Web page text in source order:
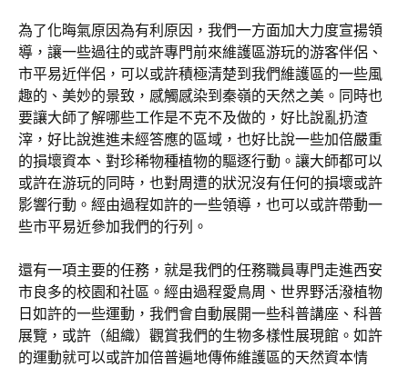
為了化晦氣原因為有利原因，我們一方面加大力度宣揚領
導，讓一些過往的或許專門前來維護區游玩的游客伴侶、
市平易近伴侶，可以或許積極清楚到我們維護區的一些風
趣的、美妙的景致，感觸感染到秦嶺的天然之美。同時也
要讓大師了解哪些工作是不克不及做的，好比說亂扔渣
滓，好比說進進未經答應的區域，也好比說一些加倍嚴重
的損壞資本、對珍稀物種植物的驅逐行動。讓大師都可以
或許在游玩的同時，也對周遭的狀況沒有任何的損壞或許
影響行動。經由過程如許的一些領導，也可以或許帶動一
些市平易近參加我們的行列。
還有一項主要的任務，就是我們的任務職員專門走進西安
市良多的校園和社區。經由過程愛鳥周、世界野活潑植物
日如許的一些運動，我們會自動展開一些科普講座、科普
展覽，或許（組織）觀賞我們的生物多樣性展現館。如許
的運動就可以或許加倍普遍地傳佈維護區的天然資本情